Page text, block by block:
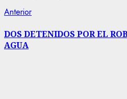
Navegación
de
entradas
AnteriorEntrada
DOS DETENIDOS POR EL
AGUA